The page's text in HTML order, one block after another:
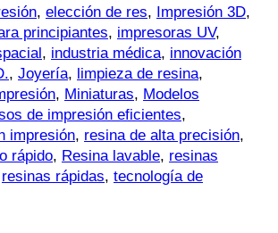
, elección de res, Impresión 3D,
principiantes, impresoras UV,
, industria médica, innovación
, Joyería, limpieza de resina,
, Miniaturas, Modelos
de impresión eficientes,
impresión, resina de alta precisión,
rápido, Resina lavable, resinas
resinas rápidas, tecnología de